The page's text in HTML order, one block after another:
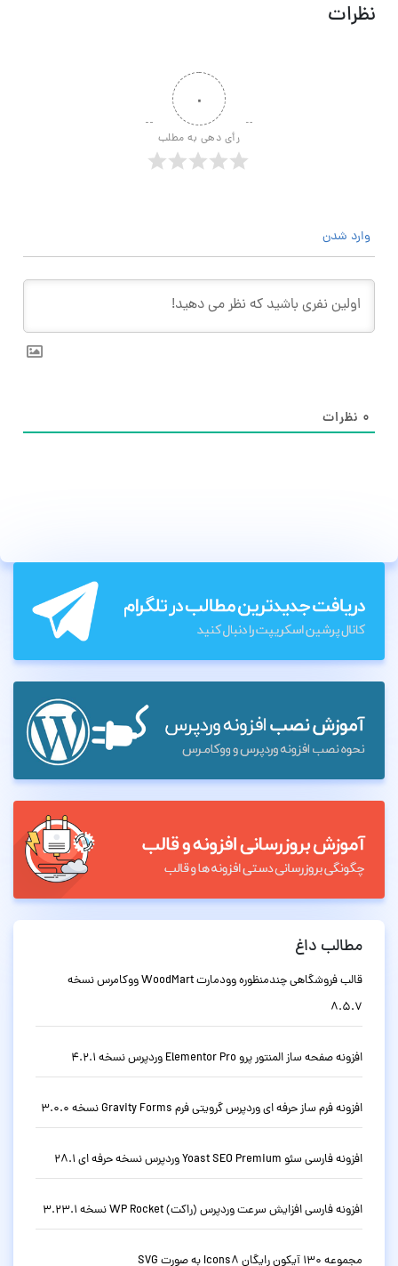
نظرات
۰
رأی دهی به مطلب
وارد شدن
۰ نظرات
مطالب داغ
قالب فروشگاهی چندمنظوره وودمارت WoodMart ووکامرس نسخه
8.5.7
افزونه صفحه ساز المنتور پرو Elementor Pro وردپرس نسخه 4.2.1
افزونه فرم ساز حرفه ای وردپرس گرویتی فرم Gravity Forms نسخه 3.0.0
افزونه فارسی سئو Yoast SEO Premium وردپرس نسخه حرفه ای 28.1
افزونه فارسی افزایش سرعت وردپرس (راکت) WP Rocket نسخه 3.23.1
مجموعه 130 آیکون رایگان Icons8 به صورت SVG